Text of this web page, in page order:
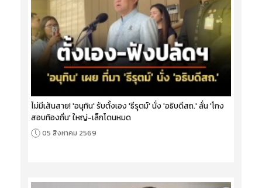
ไม่มีเส้นสาย! 'อนุทิน' รับตั้งเอง 'ธีรุตม์' นั่ง 'อธิบดีสถ.' ลั่น 'โกง
สอบท้องถิ่น' ใหญ่-เล็กโดนหมด
05 สิงหาคม 2569